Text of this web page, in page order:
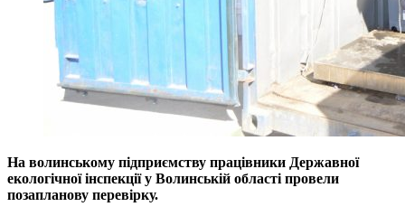
На волинському підприємству працівники Державної
екологічної інспекції у Волинській області провели
позапланову перевірку.